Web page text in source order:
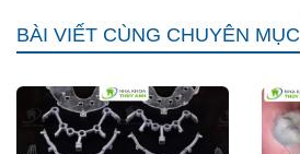
BÀI VIẾT CÙNG CHUYÊN MỤC